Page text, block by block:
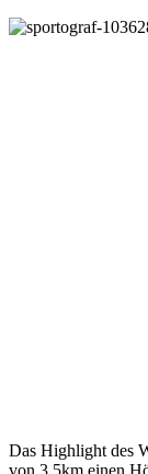
Das Highlight des
von 3,5km einen